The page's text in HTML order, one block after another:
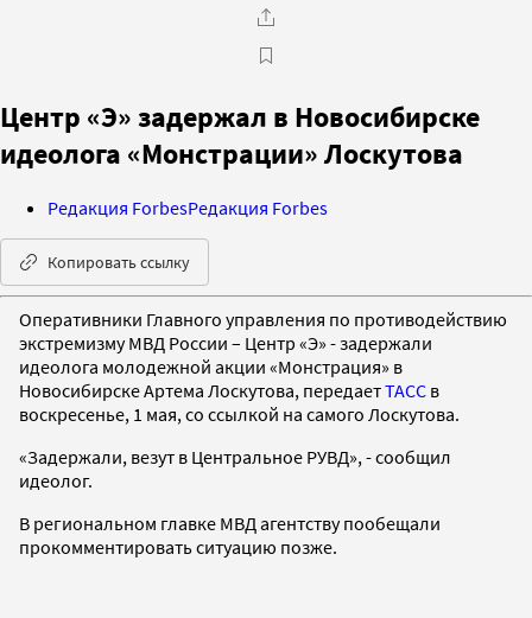
Центр «Э» задержал в Новосибирске
идеолога «Монстрации» Лоскутова
Редакция ForbesРедакция Forbes
Копировать ссылку
Оперативники Главного управления по противодействию
экстремизму МВД России – Центр «Э» - задержали
идеолога молодежной акции «Монстрация» в
Новосибирске Артема Лоскутова, передаетТАСС в
воскресенье, 1 мая, со ссылкой на самого Лоскутова.
«Задержали, везут в Центральное РУВД», - сообщил
идеолог.
В региональном главке МВД агентству пообещали
прокомментировать ситуацию позже.